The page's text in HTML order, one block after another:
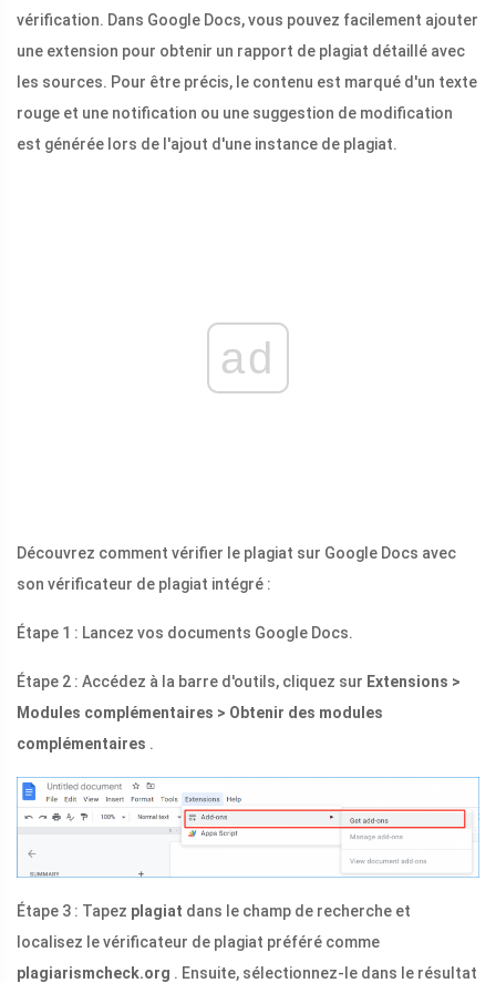
vérification. Dans Google Docs, vous pouvez facilement ajouter
une extension pour obtenir un rapport de plagiat détaillé avec
les sources. Pour être précis, le contenu est marqué d'un texte
rouge et une notification ou une suggestion de modification
est générée lors de l'ajout d'une instance de plagiat.
ad
Découvrez comment vérifier le plagiat sur Google Docs avec
son vérificateur de plagiat intégré :
Étape 1 : Lancez vos documents Google Docs.
Étape 2 : Accédez à la barre d'outils, cliquez sur Extensions >
Modules complémentaires > Obtenir des modules
complémentaires .
Étape 3 : Tapez plagiat dans le champ de recherche et
localisez le vérificateur de plagiat préféré comme
plagiarismcheck.org . Ensuite, sélectionnez-le dans le résultat